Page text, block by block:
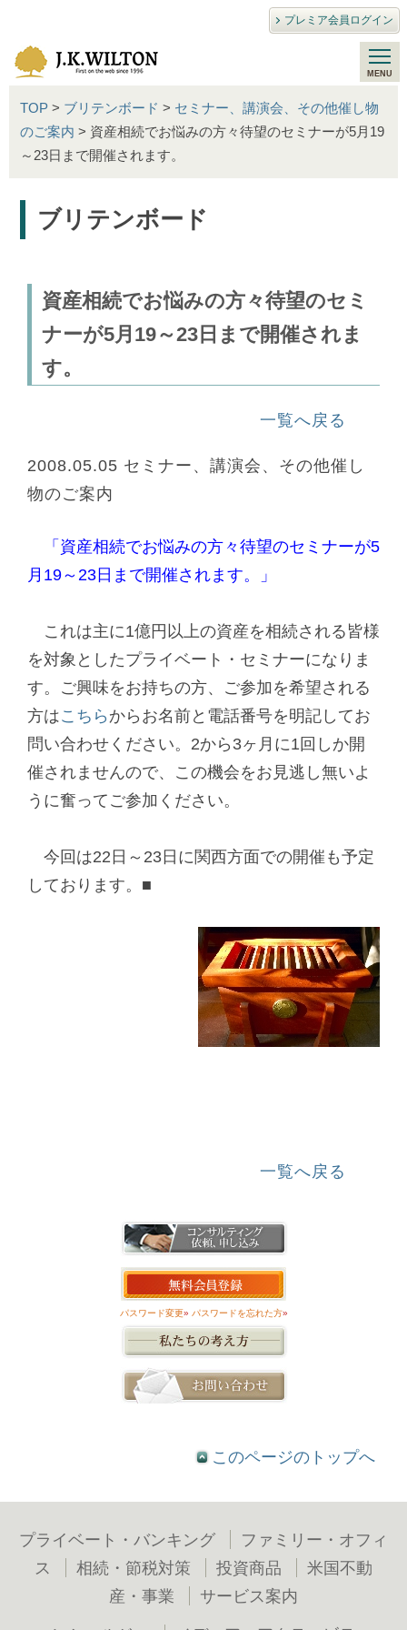
プレミア会員ログイン
TOP > ブリテンボード > セミナー、講演会、その他催し物
のご案内 > 資産相続でお悩みの方々待望のセミナーが5月19
～23日まで開催されます。
ブリテンボード
資産相続でお悩みの方々待望のセミ
ナーが5月19～23日まで開催されま
す。
一覧へ戻る
2008.05.05 セミナー、講演会、その他催し
物のご案内
「資産相続でお悩みの方々待望のセミナーが5
月19～23日まで開催されます。」
これは主に1億円以上の資産を相続される皆様
を対象としたプライベート・セミナーになりま
す。ご興味をお持ちの方、ご参加を希望される
方はこちらからお名前と電話番号を明記してお
問い合わせください。2から3ヶ月に1回しか開
催されませんので、この機会をお見逃し無いよ
うに奮ってご参加ください。
今回は22日～23日に関西方面での開催も予定
しております。■
一覧へ戻る
パスワード変更» パスワードを忘れた方»
このページのトップへ
プライベート・バンキング
ファミリー・オフィ
ス
相続・節税対策 投資商品
米国不動
産・事業
サービス案内